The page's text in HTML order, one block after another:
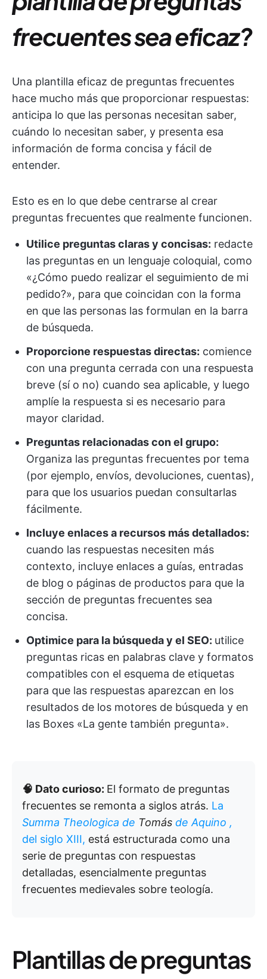
frecuentes sea eficaz?
Una plantilla eficaz de preguntas frecuentes
hace mucho más que proporcionar respuestas:
anticipa lo que las personas necesitan saber,
cuándo lo necesitan saber, y presenta esa
información de forma concisa y fácil de
entender.
Esto es en lo que debe centrarse al crear
preguntas frecuentes que realmente funcionen.
Utilice preguntas claras y concisas: redacte
las preguntas en un lenguaje coloquial, como
«¿Cómo puedo realizar el seguimiento de mi
pedido?», para que coincidan con la forma
en que las personas las formulan en la barra
de búsqueda.
Proporcione respuestas directas: comience
con una pregunta cerrada con una respuesta
breve (sí o no) cuando sea aplicable, y luego
amplíe la respuesta si es necesario para
mayor claridad.
Preguntas relacionadas con el grupo:
Organiza las preguntas frecuentes por tema
(por ejemplo, envíos, devoluciones, cuentas),
para que los usuarios puedan consultarlas
fácilmente.
Incluye enlaces a recursos más detallados:
cuando las respuestas necesiten más
contexto, incluye enlaces a guías, entradas
de blog o páginas de productos para que la
sección de preguntas frecuentes sea
concisa.
Optimice para la búsqueda y el SEO: utilice
preguntas ricas en palabras clave y formatos
compatibles con el esquema de etiquetas
para que las respuestas aparezcan en los
resultados de los motores de búsqueda y en
las Boxes «La gente también pregunta».
🧠 Dato curioso: El formato de preguntas
frecuentes se remonta a siglos atrás. La
Summa Theologica de Tomás de Aquino ,
del siglo XIII, está estructurada como una
serie de preguntas con respuestas
detalladas, esencialmente preguntas
frecuentes medievales sobre teología.
Plantillas de preguntas